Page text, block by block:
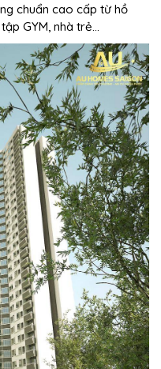
chuẩn cao cấp từ hồ
GYM, nhà trẻ…